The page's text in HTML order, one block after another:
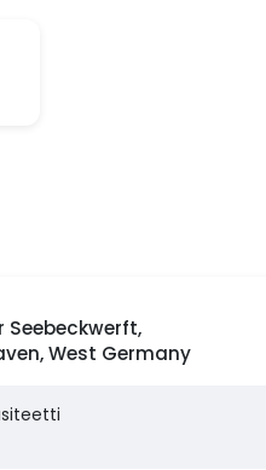
Seebeckwerft,
West Germany